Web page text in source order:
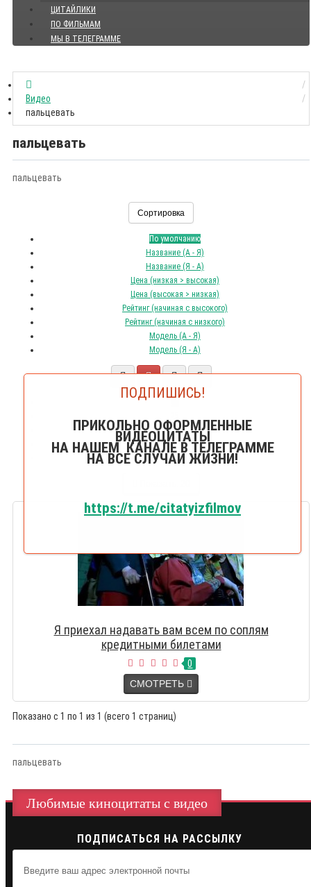
ЦИТАЙЛИКИ
ПО ФИЛЬМАМ
МЫ В ТЕЛЕГРАММЕ
Видео
пальцевать
пальцевать
пальцевать
Сортировка
По умолчанию
Название (А - Я)
Название (Я - А)
Цена (низкая > высокая)
Цена (высокая > низкая)
Рейтинг (начиная с высокого)
Рейтинг (начиная с низкого)
Модель (А - Я)
Модель (Я - А)
50
75
100
Я приехал надавать вам всем по соплям
кредитными билетами
0
СМОТРЕТЬ
Показано с 1 по 1 из 1 (всего 1 страниц)
пальцевать
Любимые киноцитаты с видео
ПОДПИСАТЬСЯ НА РАССЫЛКУ
ПОДПИШИСЬ!
ПРИКОЛЬНО ОФОРМЛЕННЫЕ
ВИДЕОЦИТАТЫ
НА НАШЕМ КАНАЛЕ В ТЕЛЕГРАММЕ
НА ВСЕ СЛУЧАИ ЖИЗНИ!
https://t.me/citatyizfilmov